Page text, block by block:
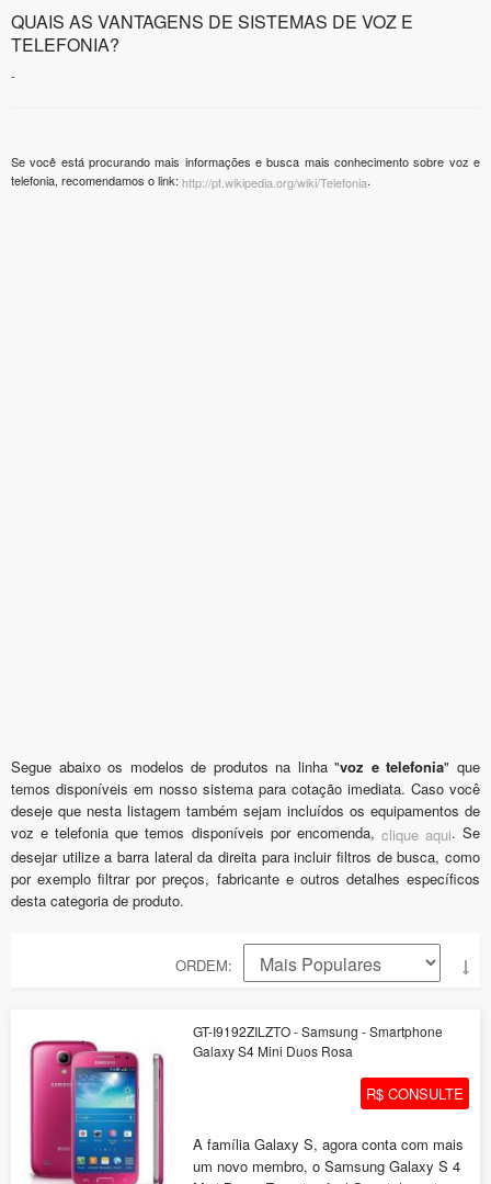
QUAIS AS VANTAGENS DE SISTEMAS DE VOZ E
TELEFONIA?
-
Se você está procurando mais informações e busca mais conhecimento sobre voz e
telefonia, recomendamos o link: http://pt.wikipedia.org/wiki/Telefonia.
Segue abaixo os modelos de produtos na linha "voz e telefonia" que
temos disponíveis em nosso sistema para cotação imediata. Caso você
deseje que nesta listagem também sejam incluídos os equipamentos de
voz e telefonia que temos disponíveis por encomenda, clique aqui. Se
desejar utilize a barra lateral da direita para incluir filtros de busca, como
por exemplo filtrar por preços, fabricante e outros detalhes específicos
desta categoria de produto.
ORDEM
GT-I9192ZILZTO - Samsung - Smartphone
Galaxy S4 Mini Duos Rosa
R$ CONSULTE
A família Galaxy S, agora conta com mais
um novo membro, o Samsung Galaxy S 4